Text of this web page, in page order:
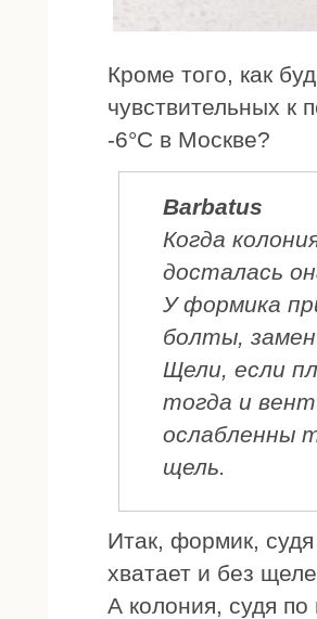
Кроме того, как
чувствительных к
-6°С в Москве?
Barbatus
Когда
досталась
У формика
болты,
Щели, если
тогда и
ослабленны
щель.
Итак, формик,
хватает и без
А колония, судя